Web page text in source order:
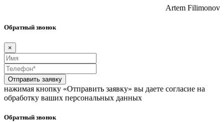
Artem Filimonov
Обратный звонок
×
Отправить заявку
нажимая кнопку «Отправить заявку» вы даете согласие на
обработку ваших персональных данных
Обратный звонок